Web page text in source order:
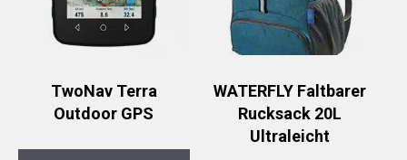
TwoNav Terra
Outdoor GPS
WATERFLY Faltbarer
Rucksack 20L
Ultraleicht